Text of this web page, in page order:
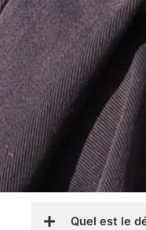
Quel est le